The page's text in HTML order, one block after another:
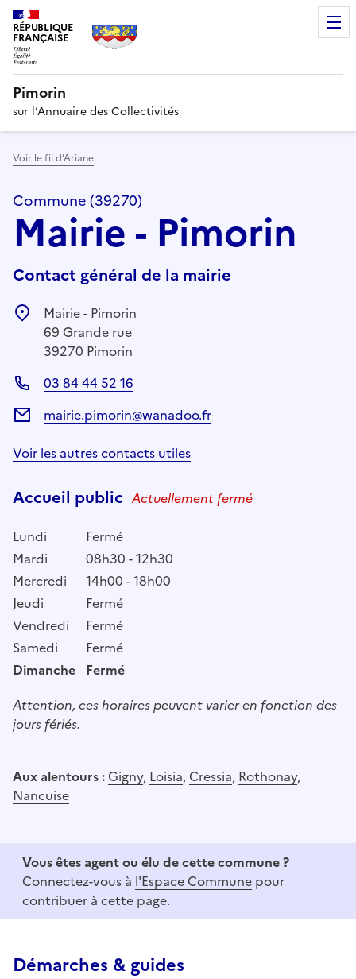
RÉPUBLIQUE
FRANÇAISE
Pimorin
sur l’Annuaire des Collectivités
Voir le fil d’Ariane
Commune (39270)
Mairie - Pimorin
Contact général de la mairie
Mairie - Pimorin
69 Grande rue
39270 Pimorin
03 84 44 52 16
mairie.pimorin@wanadoo.fr
Voir les autres contacts utiles
Accueil public Actuellement fermé
Lundi
Fermé
Mardi
08h30 - 12h30
Mercredi
14h00 - 18h00
Jeudi
Fermé
Vendredi
Fermé
Samedi
Fermé
Dimanche Fermé
Attention, ces horaires peuvent varier en fonction des
jours fériés.
Aux alentours :Gigny, Loisia, Cressia, Rothonay,
Nancuise
Vous êtes agent ou élu de cette commune ?
Connectez-vous à l'Espace Commune pour
contribuer à cette page.
Démarches & guides